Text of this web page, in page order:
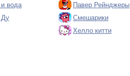
вода Павер Рейнджеры
Ду Смешарики
Хелло китти